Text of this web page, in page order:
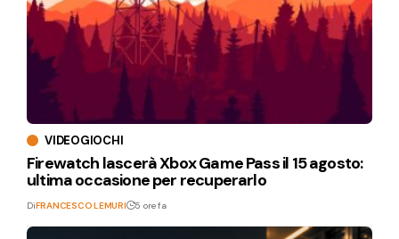
VIDEOGIOCHI
Firewatch lascerà Xbox Game Pass il 15 agosto:
ultima occasione per recuperarlo
DiFRANCESCO LEMURI 5 ore fa